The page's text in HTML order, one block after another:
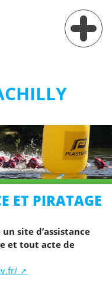
ET PIRATAGE
site d’assistance
et tout acte de